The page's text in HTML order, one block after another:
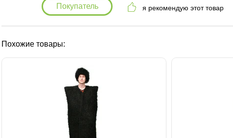
Покупатель я рекомендую этот товар
Похожие товары: